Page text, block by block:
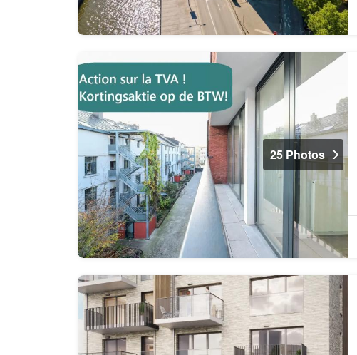
25 Photos